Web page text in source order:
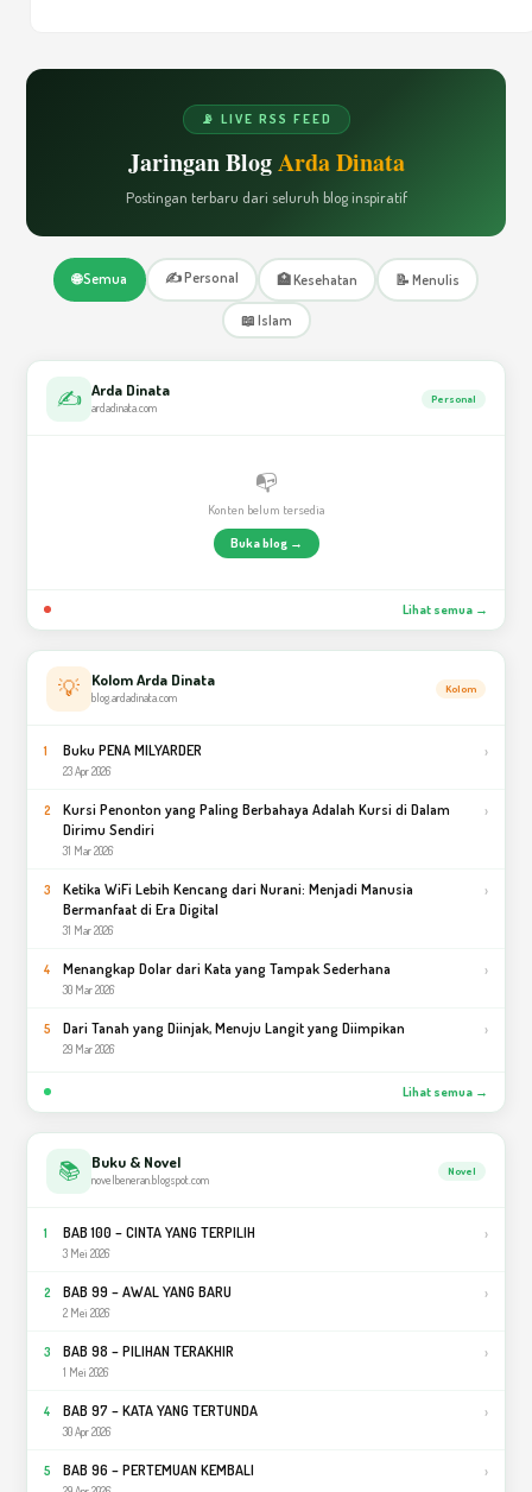
📡 LIVE RSS FEED
Jaringan BlogArda Dinata
Postingan terbaru dari seluruh blog inspiratif
🌐 Semua ✍️ Personal 🏥 Kesehatan 📝 Menulis
📖 Islam
✍️ Arda Dinata
ardadinata.com
Personal
📭
Konten belum tersedia
Buka blog →
Lihat semua →
💡 Kolom Arda Dinata
blog.ardadinata.com
Kolom
1 Buku PENA MILYARDER
23 Apr 2026
›
2
Kursi Penonton yang Paling Berbahaya Adalah Kursi di Dalam
Dirimu Sendiri
31 Mar 2026
›
3
Ketika WiFi Lebih Kencang dari Nurani: Menjadi Manusia
Bermanfaat di Era Digital
31 Mar 2026
›
4 Menangkap Dolar dari Kata yang Tampak Sederhana
30 Mar 2026
›
5 Dari Tanah yang Diinjak, Menuju Langit yang Diimpikan
29 Mar 2026
›
Lihat semua →
📚 Buku & Novel
novelbeneran.blogspot.com
Novel
1 BAB 100 – CINTA YANG TERPILIH
3 Mei 2026
›
2 BAB 99 – AWAL YANG BARU
2 Mei 2026
›
3 BAB 98 – PILIHAN TERAKHIR
1 Mei 2026
›
4 BAB 97 – KATA YANG TERTUNDA
30 Apr 2026
›
5 BAB 96 – PERTEMUAN KEMBALI ›